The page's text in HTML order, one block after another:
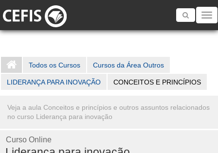
Toggle
Todos os Cursos Cursos da Área Outros
LIDERANÇA PARA INOVAÇÃO CONCEITOS E PRINCÍPIOS
Veja a aula Conceitos e princípios e outros assuntos relacionados
no curso Liderança para inovação
Curso Online